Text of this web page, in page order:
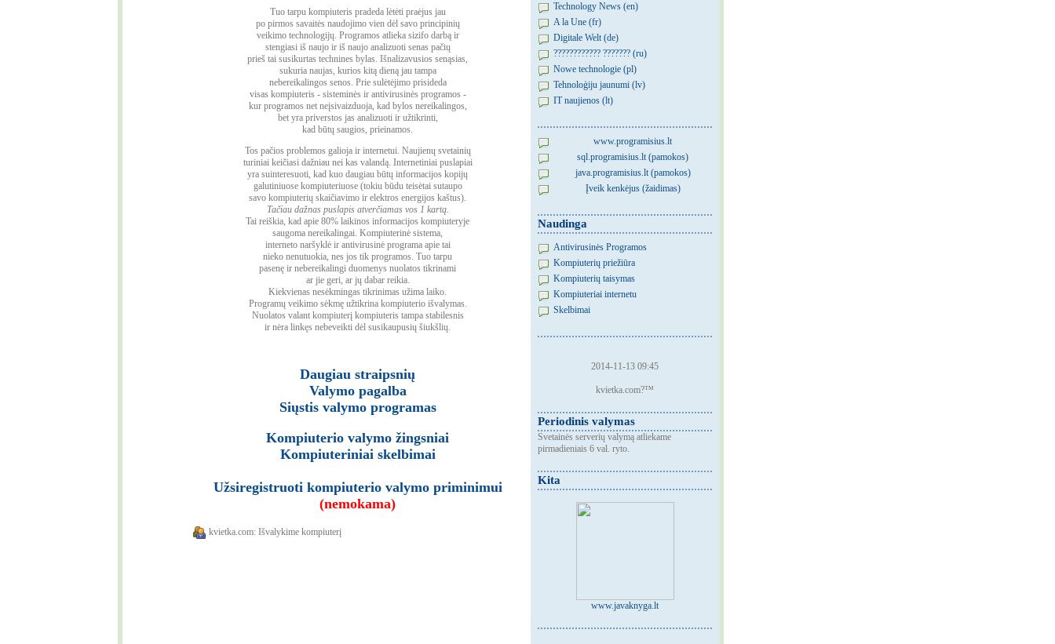
Tuo tarpu kompiuteris pradeda lėtėti praėjus jau
po pirmos savaitės naudojimo vien dėl savo principinių
veikimo technologijų. Programos atlieka sizifo darbą ir
stengiasi iš naujo ir iš naujo analizuoti senas pačių
prieš tai susikurtas technines bylas. Išnalizavusios senąsias,
sukuria naujas, kurios kitą dieną jau tampa
nebereikalingos senos. Prie sulėtėjimo prisideda
visas kompiuteris - sisteminės ir antivirusinės programos -
kur programos net neįsivaizduoja, kad bylos nereikalingos,
bet yra priverstos jas analizuoti ir užtikrinti,
kad būtų saugios, prieinamos.
Tos pačios problemos galioja ir internetui. Naujienų svetainių
turiniai keičiasi dažniau nei kas valandą. Internetiniai puslapiai
yra suinteresuoti, kad kuo daugiau būtų informacijos kopijų
galutiniuose kompiuteriuose (tokiu būdu teisėtai sutaupo
savo kompiuterių skaičiavimo ir elektros energijos kaštus).
Tačiau dažnas puslapis atverčiamas vos 1 kartą.
Tai reiškia, kad apie 80% laikinos informacijos kompiuteryje
saugoma nereikalingai. Kompiuterinė sistema,
interneto naršyklė ir antivirusinė programa apie tai
nieko nenutuokia, nes jos tik programos. Tuo tarpu
pasenę ir nebereikalingi duomenys nuolatos tikrinami
ar jie geri, ar jų dabar reikia.
Kiekvienas nesėkmingas tikrinimas užima laiko.
Programų veikimo sėkmę užtikrina kompiuterio išvalymas.
Nuolatos valant kompiuterį kompiuteris tampa stabilesnis
ir nėra linkęs nebeveikti dėl susikaupusių šiukšlių.
Daugiau straipsnių
Valymo pagalba
Siųstis valymo programas
Kompiuterio valymo žingsniai
Kompiuteriniai skelbimai
Užsiregistruoti kompiuterio valymo priminimui
(nemokama)
kvietka.com: Išvalykime kompiuterį
Technology News (en)
A la Une (fr)
Digitale Welt (de)
???????????? ??????? (ru)
Nowe technologie (pl)
Tehnoloģiju jaunumi (lv)
IT naujienos (lt)
www.programisius.lt
sql.programisius.lt (pamokos)
java.programisius.lt (pamokos)
Įveik kenkėjus (žaidimas)
Naudinga
Antivirusinės Programos
Kompiuterių priežiūra
Kompiuterių taisymas
Kompiuteriai internetu
Skelbimai
2014-11-13 09:45
kvietka.com?™
Periodinis valymas
Svetainės serverių valymą atliekame
pirmadieniais 6 val. ryto.
Kita
www.javaknyga.lt